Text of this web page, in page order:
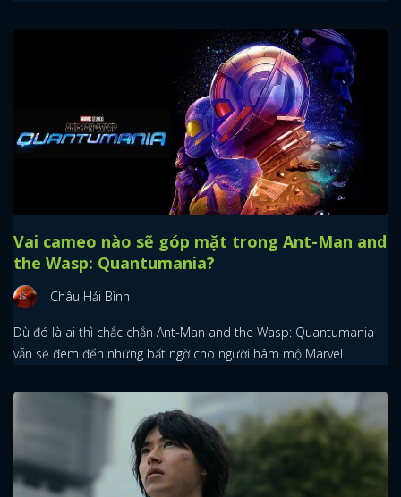
Vai cameo nào sẽ góp mặt trong Ant-Man and
the Wasp: Quantumania?
Châu Hải Bình
Dù đó là ai thì chắc chắn Ant-Man and the Wasp: Quantumania
vẫn sẽ đem đến những bất ngờ cho người hâm mộ Marvel.